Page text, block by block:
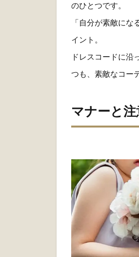
のひとつです。
「自分が素敵に
イント。
ドレスコードに沿
つも、素敵なコー
マナーと